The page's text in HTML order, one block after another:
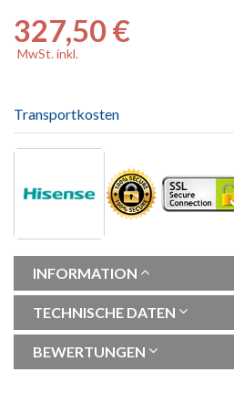
327,50 €
MwSt. inkl.
Transportkosten
INFORMATION
TECHNISCHE DATEN
BEWERTUNGEN